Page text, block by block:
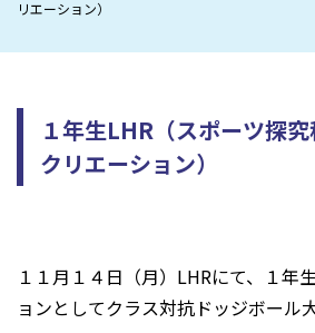
リエーション）
１年生LHR（スポーツ探
クリエーション）
１１月１４日（月）LHRにて、１年
ョンとしてクラス対抗ドッジボール